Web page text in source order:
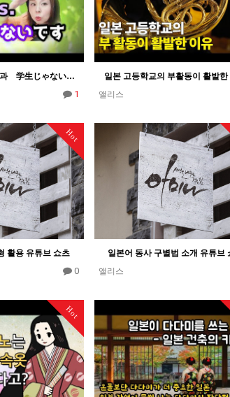
学生じゃありません과 学生じゃないです는 어떻게 다를까?
1
일본 고등학교의 부활동이 활발한
앨리스
Hot
활용 유튜브 쇼츠
0
일본어 동사 구별법 소개 유튜브
앨리스
Hot